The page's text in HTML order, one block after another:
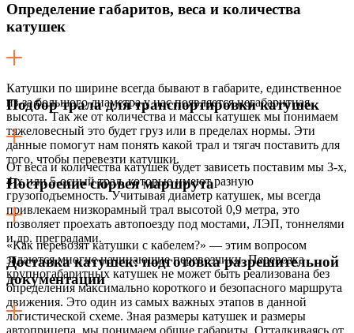
Определение габаритов, веса и количества
катушек
Катушки по ширине всегда бывают в габарите, единственное
из-за большого диаметра у нас появляется негабаритная
высота. Так же от количества и массы катушек мы понимаем
тяжеловесный это будет груз или в пределах нормы. Эти
данные помогут нам понять какой трал и тягач поставить для
того, чтобы перевезти катушки.
Подбор трала для транспортировки катушек
От веса и количества катушек будет зависеть поставим мы 3-х,
4-х или 5-осный трал, которые имеют разную
грузоподъемность. Учитывая диаметр катушек, мы всегда
привлекаем низкорамный трал высотой 0,9 метра, это
позволяет проехать автопоезду под мостами, ЛЭП, тоннелями
и др. преградами.
Построение сюрвея маршрута
«Как перевозят катушки с кабелем?» — этим вопросом
задаются многие начинающие перевозчики. Перевозка
крупногабаритных катушек не может быть реализована без
определения максимально короткого и безопасного маршрута
движения. Это один из самых важных этапов в данной
логистической схеме. Зная размеры катушек и размеры
Доставка катушек: подготовка разрешительной
документации